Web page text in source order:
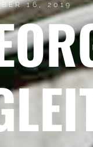
16, 2019